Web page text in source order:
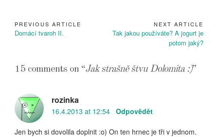
Navigace
PREVIOUS ARTICLE
Previous
Domácí tvaroh II.
NEXT ARTICLE
Next
Tak jakou používáte? A jogurt je
potom jaký?
15 comments on “Jak strašně štvu Dolomita :)”
rozinka
16.4.2013 at 12:54 Odpovědět
Jen bych si dovolila doplnit :o) On ten hrnec je tři v jednom.